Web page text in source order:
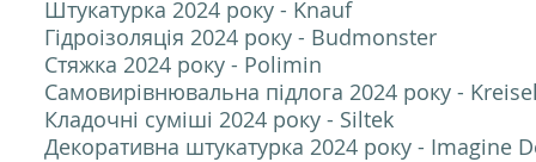
Штукатурка 2024 року - Knauf
Гідроізоляція 2024 року - Budmonster
Стяжка 2024 року - Polimin
Самовирівнювальна підлога 2024 року -
Кладочні суміші 2024 року - Siltek
Декоративна штукатурка 2024 року - Imagine